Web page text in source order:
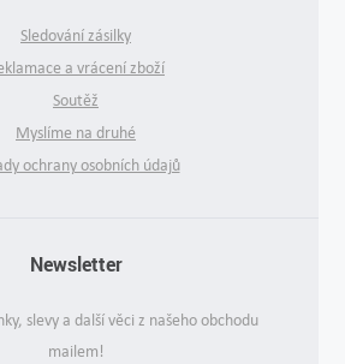
Sledování zásilky
a vrácení zboží
Soutěž
Myslíme na druhé
ochrany osobních údajů
Newsletter
slevy a další věci z našeho obchodu
mailem!